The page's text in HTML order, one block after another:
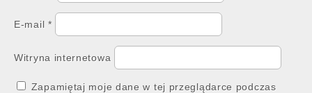
E-mail *
Witryna internetowa
Zapamiętaj moje dane w tej przeglądarce podczas